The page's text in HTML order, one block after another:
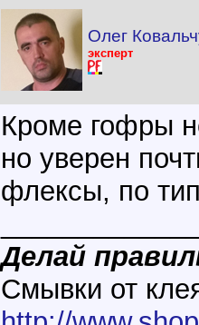
Олег
эксперт
Кроме гофры
но уверен
флексы, по
Делай
Смывки от